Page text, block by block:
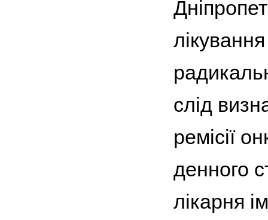
слід
ремісії
денного
лікарня